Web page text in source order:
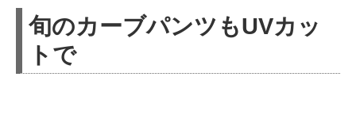
旬のカーブパンツもUVカッ
トで